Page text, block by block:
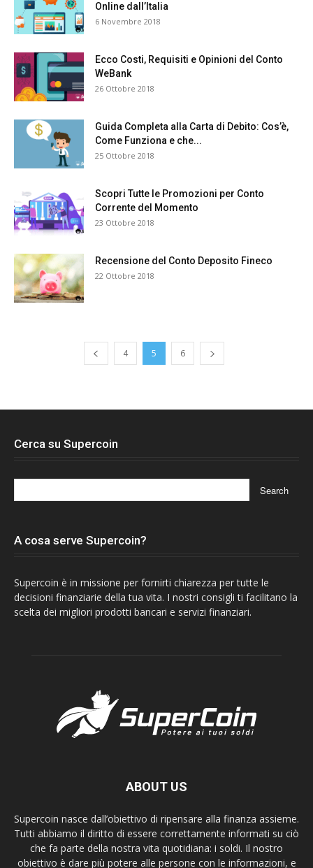
Online dall’Italia
6 Novembre 2018
Ecco Costi, Requisiti e Opinioni del Conto
WeBank
26 Ottobre 2018
Guida Completa alla Carta di Debito: Cos’è,
Come Funziona e che...
25 Ottobre 2018
Scopri Tutte le Promozioni per Conto
Corrente del Momento
23 Ottobre 2018
Recensione del Conto Deposito Fineco
22 Ottobre 2018
4 5 6
Cerca su Supercoin
A cosa serve Supercoin?
Supercoin è in missione per fornirti chiarezza per tutte le
decisioni finanziarie della tua vita. I nostri consigli ti facilitano la
scelta dei migliori prodotti bancari e servizi finanziari.
ABOUT US
Supercoin nasce dall’obiettivo di ripensare alla finanza assieme.
Tutti abbiamo il diritto di essere correttamente informati su ciò
che fa parte della nostra vita quotidiana: i soldi. Il nostro
obiettivo è dare più potere alle persone con le informazioni, e